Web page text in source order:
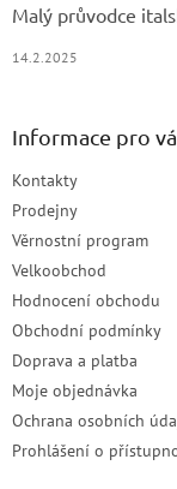
Malý průvodce
14.2.2025
Informace pro
Kontakty
Prodejny
Věrnostní program
Velkoobchod
Hodnocení obchodu
Obchodní podmínky
Doprava a platba
Moje objednávka
Ochrana osobních
Prohlášení o